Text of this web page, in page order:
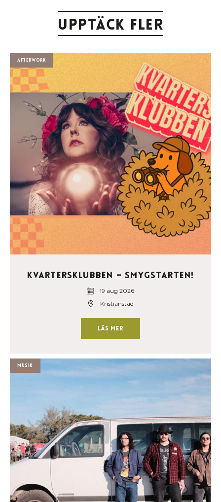
Upptäck fler
Afterwork
Kvartersklubben – Smygstarten!
19 aug 2026
Kristianstad
Läs mer
Musik